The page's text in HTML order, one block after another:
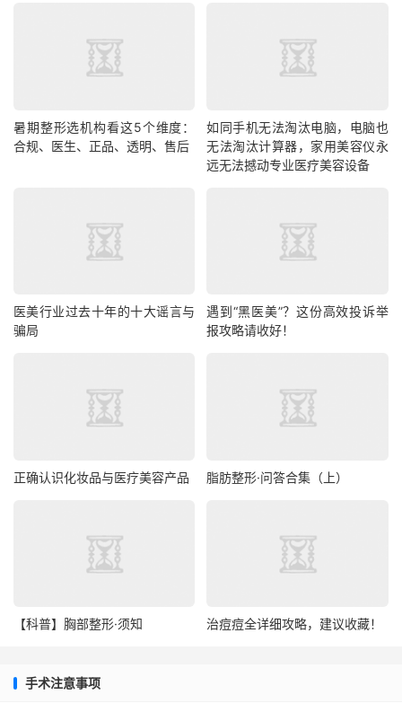
暑期整形选机构看这5个维度：
合规、医生、正品、透明、售后
如同手机无法淘汰电脑，电脑也
无法淘汰计算器，家用美容仪永
远无法撼动专业医疗美容设备
医美行业过去十年的十大谣言与
骗局
遇到“黑医美”？这份高效投诉举
报攻略请收好！​
正确认识化妆品与医疗美容产品 脂肪整形·问答合集（上）
【科普】胸部整形·须知 治痘痘全详细攻略，建议收藏！
手术注意事项